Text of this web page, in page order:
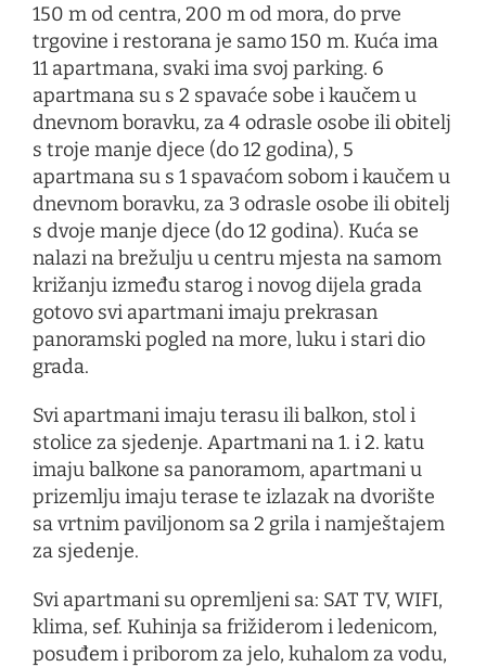
150 m od centra, 200 m od mora, do prve
trgovine i restorana je samo 150 m. Kuća ima
11 apartmana, svaki ima svoj parking. 6
apartmana su s 2 spavaće sobe i kaučem u
dnevnom boravku, za 4 odrasle osobe ili obitelj
s troje manje djece (do 12 godina), 5
apartmana su s 1 spavaćom sobom i kaučem u
dnevnom boravku, za 3 odrasle osobe ili obitelj
s dvoje manje djece (do 12 godina). Kuća se
nalazi na brežulju u centru mjesta na samom
križanju između starog i novog dijela grada
gotovo svi apartmani imaju prekrasan
panoramski pogled na more, luku i stari dio
grada.
Svi apartmani imaju terasu ili balkon, stol i
stolice za sjedenje. Apartmani na 1. i 2. katu
imaju balkone sa panoramom, apartmani u
prizemlju imaju terase te izlazak na dvorište
sa vrtnim paviljonom sa 2 grila i namještajem
za sjedenje.
Svi apartmani su opremljeni sa: SAT TV, WIFI,
klima, sef. Kuhinja sa frižiderom i ledenicom,
posuđem i priborom za jelo, kuhalom za vodu,